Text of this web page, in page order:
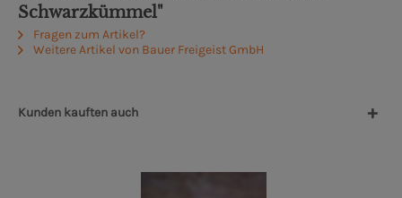
Schwarzkümmel"
Fragen zum Artikel?
Weitere Artikel von Bauer Freigeist GmbH
Kunden kauften auch